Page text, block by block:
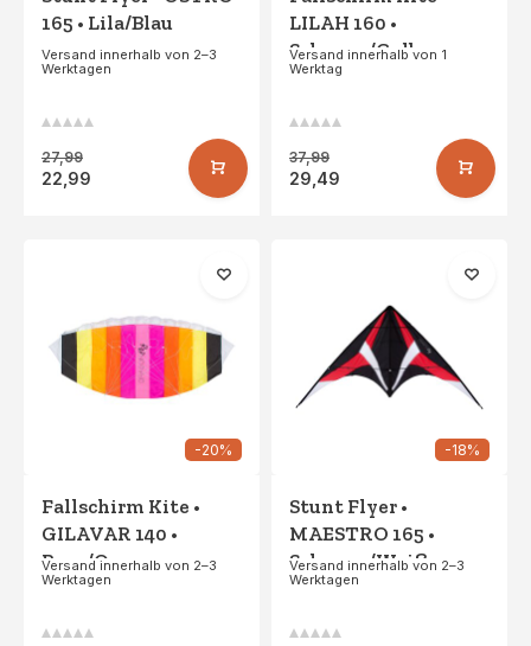
165 • Lila/Blau
Versand innerhalb von 2–3
Werktagen
27,99
22,99
LILAH 160 •
Schwarz/Gelb
Versand innerhalb von 1
Werktag
37,99
29,49
-20%
Fallschirm Kite •
GILAVAR 140 •
Rosa/Orange
Versand innerhalb von 2–3
Werktagen
-18%
Stunt Flyer •
MAESTRO 165 •
Schwarz/Weiß
Versand innerhalb von 2–3
Werktagen